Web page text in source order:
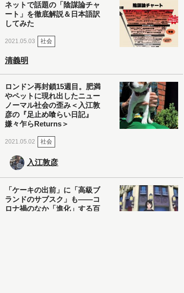
ネットで話題の「陰謀論チャ
ート」を徹底解説＆日本語訳
してみた
2021.05.03 社会
清義明
ロンドン再封鎖15週目。肥満
やペットに現れ出したニュー
ノーマル社会の歪み＜入江敦
彦の『足止め喰らい日記』
嫌々乍らReturns＞
2021.05.02 社会
入江敦彦
「ケーキの出前」に「高級ブ
ランドのサブスク」も――コ
ロナ禍のなか「進化」する百